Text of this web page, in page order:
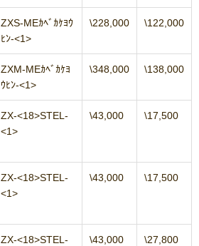
ZXS-MEｶﾍﾞｶｹﾖｳ
ﾋﾝ-<1>
\228,000 \122,000
ZXM-MEｶﾍﾞｶｹﾖ
ｳﾋﾝ-<1>
\348,000 \138,000
ZX-<18>STEL-
<1>
\43,000 \17,500
ZX-<18>STEL-
<1>
\43,000 \17,500
ZX-<18>STEL- \43,000 \27,800